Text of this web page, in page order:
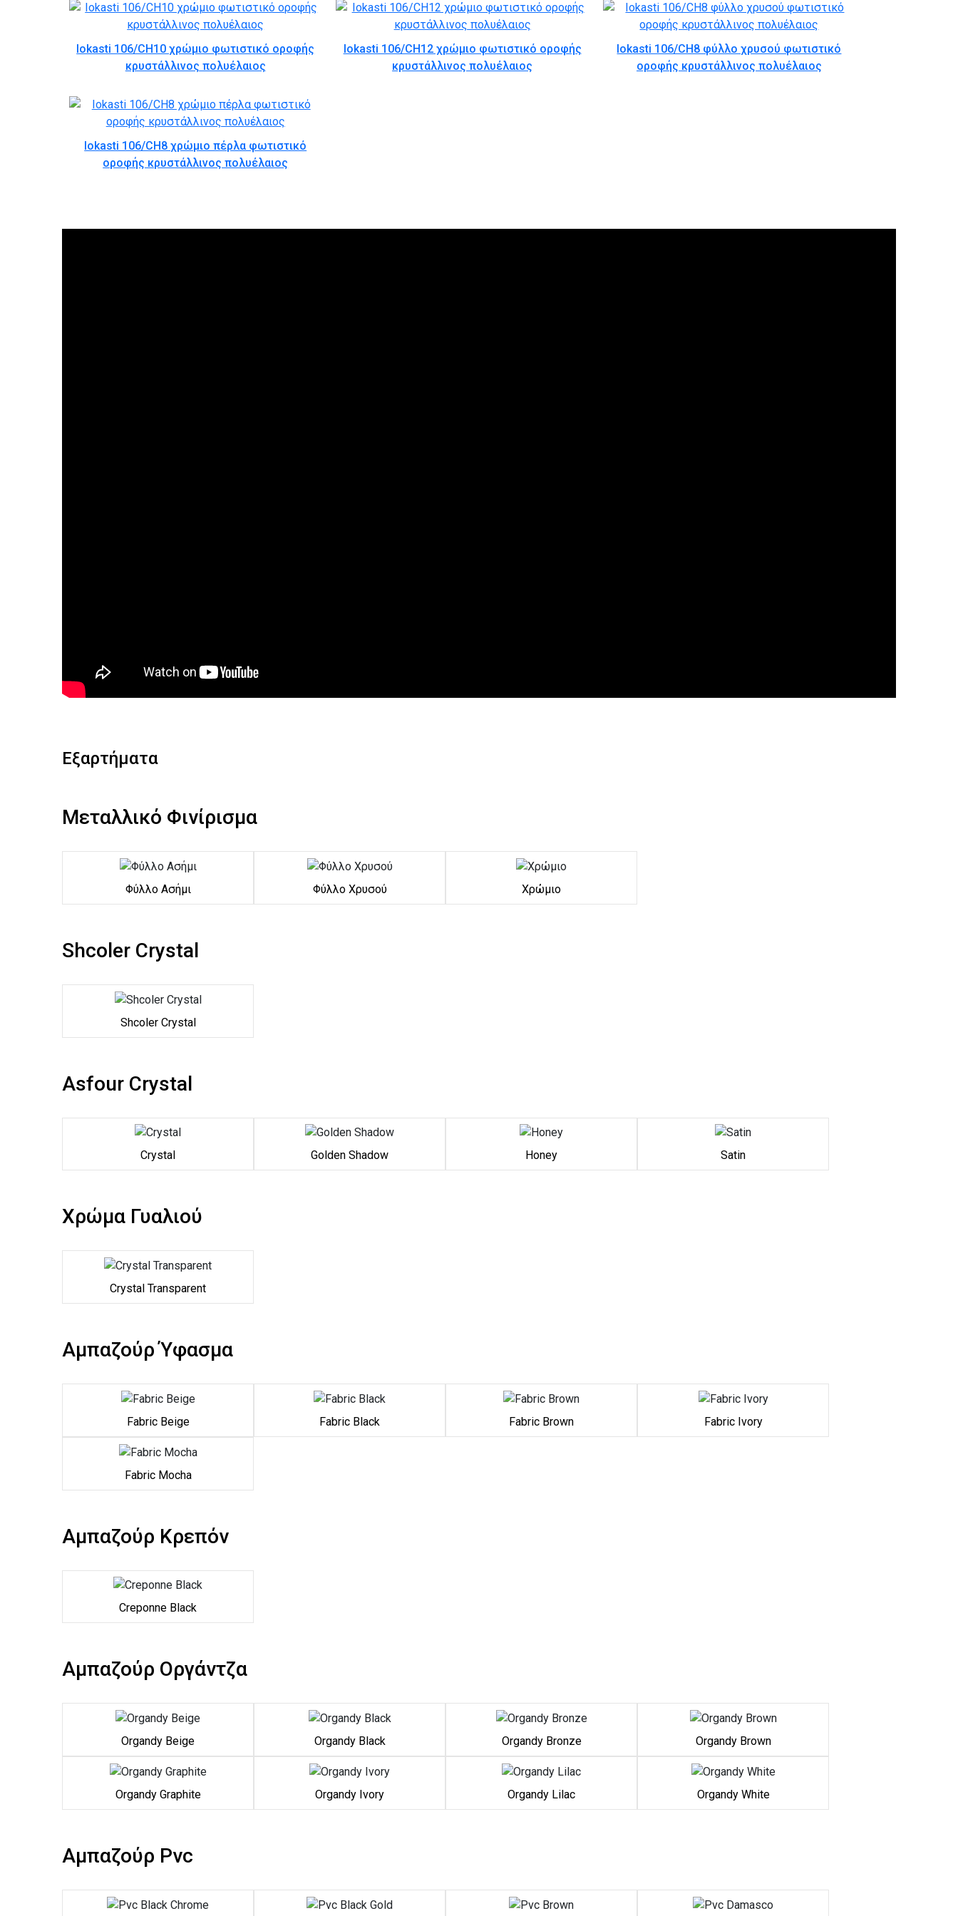
Iokasti 106/CH10 χρώμιο φωτιστικό οροφής
κρυστάλλινος πολυέλαιος
Iokasti 106/CH12 χρώμιο φωτιστικό οροφής
κρυστάλλινος πολυέλαιος
Iokasti 106/CH8 φύλλο χρυσού φωτιστικό
οροφής κρυστάλλινος πολυέλαιος
Iokasti 106/CH8 χρώμιο πέρλα φωτιστικό
οροφής κρυστάλλινος πολυέλαιος
Εξαρτήματα
Μεταλλικό Φινίρισμα
Φύλλο Ασήμι Φύλλο Χρυσού Χρώμιο
Shcoler Crystal
Shcoler Crystal
Asfour Crystal
Crystal Golden Shadow Honey Satin
Χρώμα Γυαλιού
Crystal Transparent
Αμπαζούρ Ύφασμα
Fabric Beige Fabric Black Fabric Brown Fabric Ivory
Fabric Mocha
Αμπαζούρ Κρεπόν
Creponne Black
Αμπαζούρ Οργάντζα
Organdy Beige Organdy Black Organdy Bronze Organdy Brown
Organdy Graphite Organdy Ivory Organdy Lilac Organdy White
Αμπαζούρ Pvc